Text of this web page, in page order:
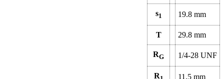
s1 19.8 mm
T 29.8 mm
RG 1/4-28 UNF
R 11.5 mm